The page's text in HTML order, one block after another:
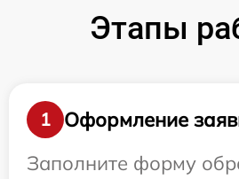
Этапы
1
Оформление
Заполните форму